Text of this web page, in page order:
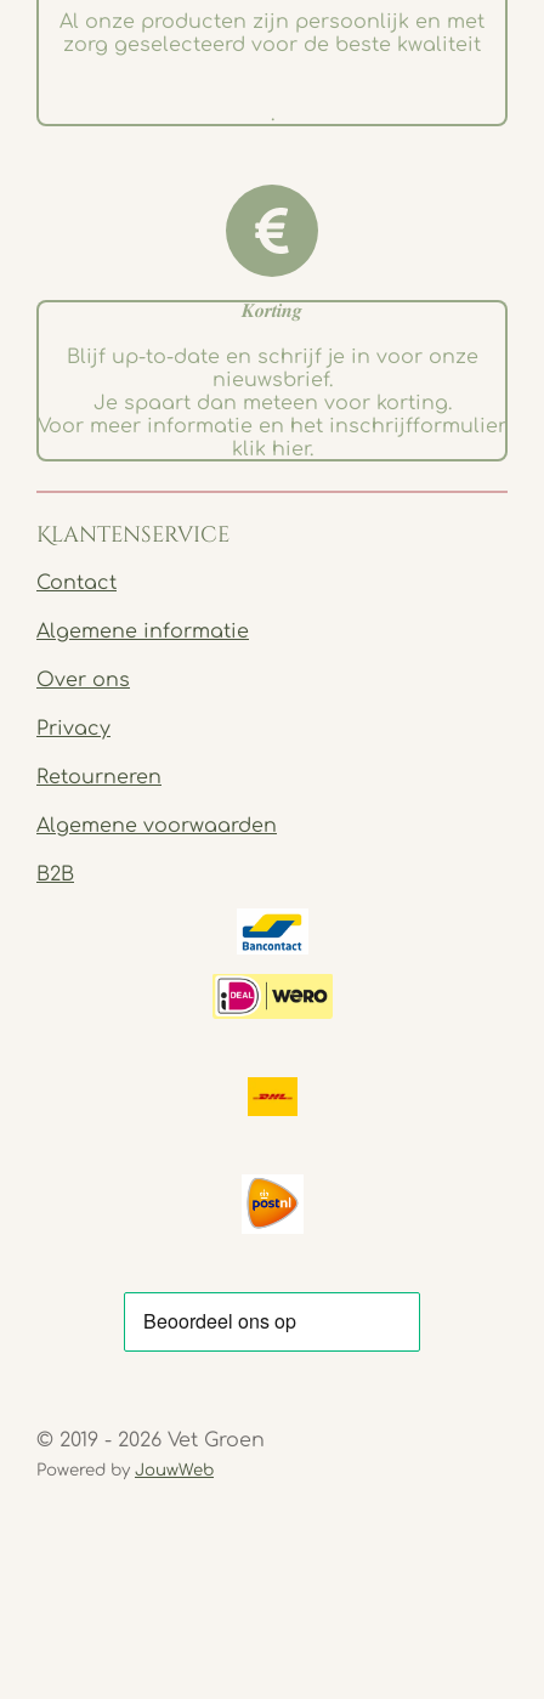
Al onze producten zijn persoonlijk en met
zorg geselecteerd voor de beste kwaliteit
.
𝑲𝒐𝒓𝒕𝒊𝒏𝒈
Blijf up-to-date en schrijf je in voor onze
nieuwsbrief.
Je spaart dan meteen voor korting.
Voor meer informatie en het inschrijfformulier
klik hier.
Klantenservice
Contact
Algemene informatie
Over ons
Privacy
Retourneren
Algemene voorwaarden
B2B
© 2019 - 2026 Vet Groen
Powered by JouwWeb